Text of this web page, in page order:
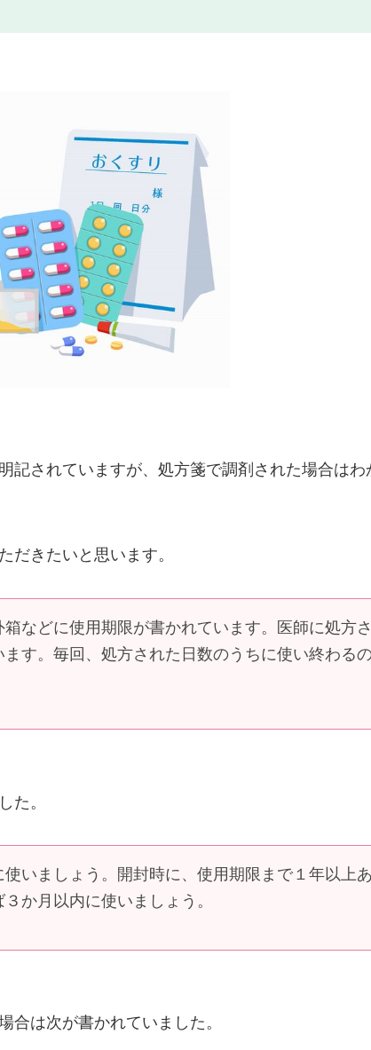
記されていますが、処方箋で調剤された場合はわ
だきたいと思います。
などに使用期限が書かれています。医師に処方
す。毎回、処方された日数のうちに使い終わる
た。
いましょう。開封時に、使用期限まで１年以上
か月以内に使いましょう。
合は次が書かれていました。